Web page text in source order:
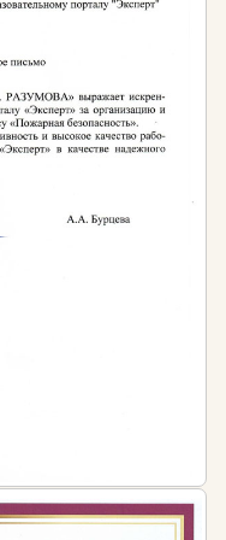
получить документ
планирующих
компетенций.
технологии
профессию с
и
знания.